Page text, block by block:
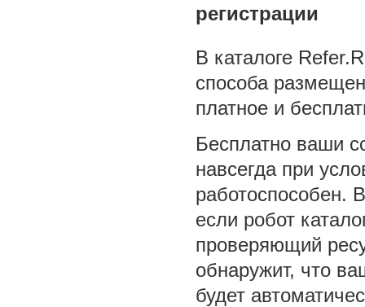
регистрации
В каталоге
способа
платное и
Бесплатно ваши
навсегда при
работоспособен.
если робот
проверяющий
обнаружит, что
будет